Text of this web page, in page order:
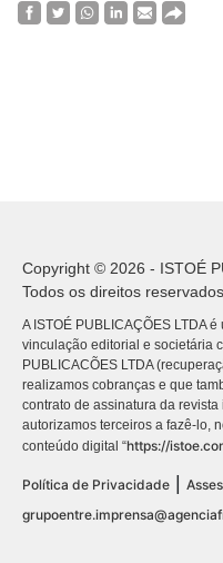
Copyright © 2026 - ISTOÉ
Todos os direitos reservados.
A ISTOÉ PUBLICAÇÕES LTDA
vinculação editorial e societária
PUBLICACÕES LTDA
realizamos cobranças e que
contrato de assinatura da
autorizamos terceiros a fazê-lo,
conteúdo digital “https://
Política de Privacidade